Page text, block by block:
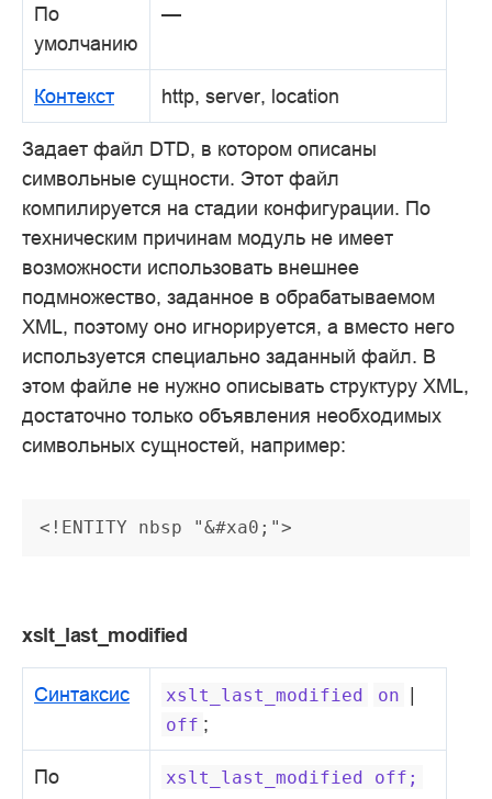
По
умолчанию
—
Контекст http, server, location
Задает файл DTD, в котором описаны
символьные сущности. Этот файл
компилируется на стадии конфигурации. По
техническим причинам модуль не имеет
возможности использовать внешнее
подмножество, заданное в обрабатываемом
XML, поэтому оно игнорируется, а вместо него
используется специально заданный файл. В
этом файле не нужно описывать структуру XML,
достаточно только объявления необходимых
символьных сущностей, например:
<!ENTITY nbsp "&#xa0;">
xslt_last_modified
Синтаксис xslt_last_modified on |
off ;
По
xslt_last_modified off;